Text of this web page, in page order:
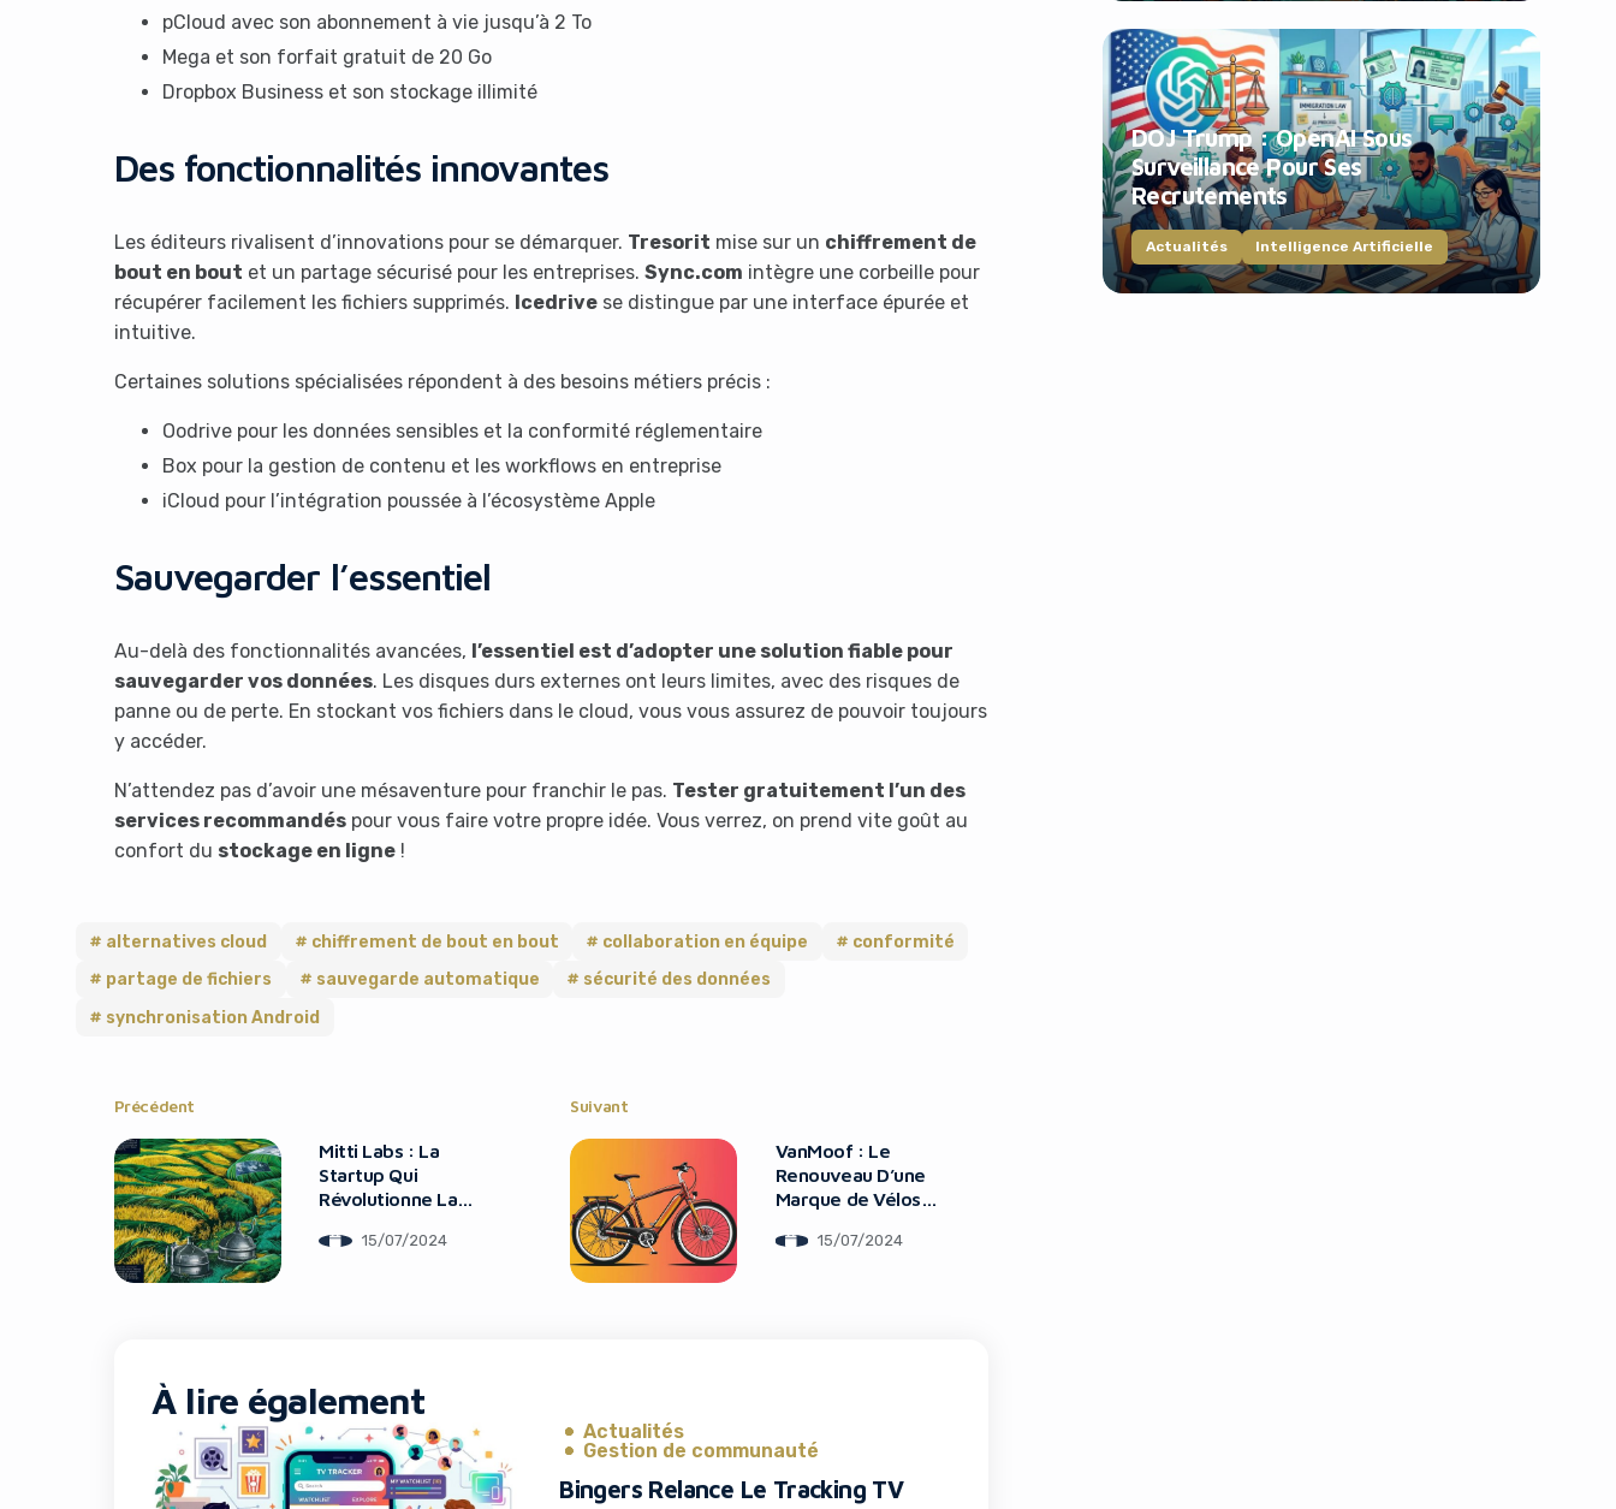
pCloud avec son abonnement à vie jusqu’à 2 To
Mega et son forfait gratuit de 20 Go
Dropbox Business et son stockage illimité
Des fonctionnalités innovantes
Les éditeurs rivalisent d’innovations pour se démarquer. Tresorit mise sur un chiffrement de
bout en bout et un partage sécurisé pour les entreprises. Sync.com intègre une corbeille pour
récupérer facilement les fichiers supprimés. Icedrivese distingue par une interface épurée et
intuitive.
Certaines solutions spécialisées répondent à des besoins métiers précis :
Oodrive pour les données sensibles et la conformité réglementaire
Box pour la gestion de contenu et les workflows en entreprise
iCloud pour l’intégration poussée à l’écosystème Apple
Sauvegarder l’essentiel
Au-delà des fonctionnalités avancées, l’essentiel est d’adopter une solution fiable pour
sauvegarder vos données. Les disques durs externes ont leurs limites, avec des risques de
panne ou de perte. En stockant vos fichiers dans le cloud, vous vous assurez de pouvoir toujours
y accéder.
N’attendez pas d’avoir une mésaventure pour franchir le pas. Tester gratuitement l’un des
services recommandéspour vous faire votre propre idée. Vous verrez, on prend vite goût au
confort du stockage en ligne!
alternatives cloud chiffrement de bout en bout collaboration en équipe
conformité
partage de fichiers
sauvegarde automatique
sécurité des données
synchronisation Android
Précédent
Mitti Labs : La
Startup Qui
Révolutionne La
Inde 15/07/2024
Suivant
VanMoof : Le
Renouveau D’une
Marque de Vélos
15/07/2024
À lire également
Actualités
Gestion de communauté
Bingers Relance Le Tracking TV
DOJ Trump : OpenAI Sous
Surveillance Pour Ses
Recrutements
Actualités Intelligence Artificielle